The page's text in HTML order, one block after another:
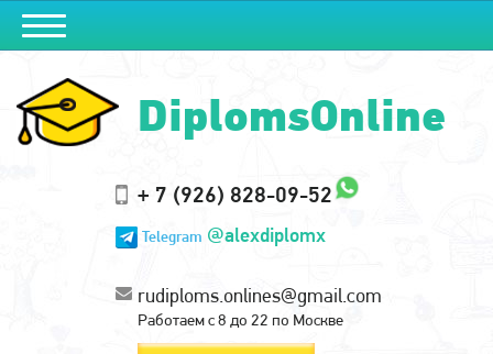
DiplomsOnline
+ 7 (926) 828-09-52
Telegram @alexdiplomx
rudiploms.onlines@gmail.com
Работаем с 8 до 22 по Москве